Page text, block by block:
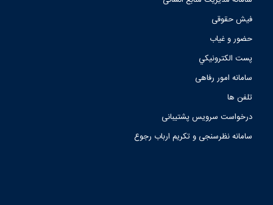
فیش حقوقی
حضور و غیاب
پست الكترونيكي
سامانه امور رفاهی
تلفن ها
درخواست سرویس پشتیبانی
سامانه نظرسنجی و تکریم ارباب رجوع